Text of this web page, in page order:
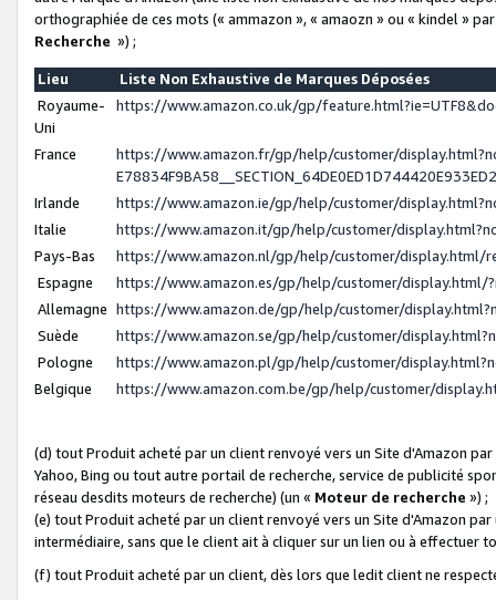
orthographiée de ces mots (« ammazon », « amaozn » ou « kindel »
Recherche ») ;
Lieu
Liste Non Exhaustive de Marques Déposées
Royaume-
Uni
https://www.amazon.co.uk/gp/
France
https://www.amazon.fr/gp/help/customer/
Irlande
https://www.amazon.ie/gp/help/customer/
Italie
https://www.amazon.it/gp/help/customer/
Pays-Bas
https://www.amazon.nl/gp/help/customer/display.html/
Espagne
https://www.amazon.es/gp/help/customer/display.html/
Allemagne https://www.amazon.de/gp/help/customer/
Suède
https://www.amazon.se/gp/help/customer/
Pologne
https://www.amazon.pl/gp/help/customer/
Belgique
https://www.amazon.com.be/gp/help/customer/
(d) tout Produit acheté par un client renvoyé vers un Site d'Amazon
Yahoo, Bing ou tout autre portail de recherche, service de publicité
réseau desdits moteurs de recherche) (un « Moteur de recherche ») ;
(e) tout Produit acheté par un client renvoyé vers un Site d'Amazon
intermédiaire, sans que le client ait à cliquer sur un lien ou à
(f) tout Produit acheté par un client, dès lors que ledit client ne